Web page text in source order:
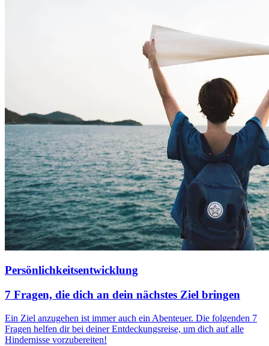
Persönlichkeitsentwicklung
7 Fragen, die dich an dein nächstes Ziel bringen
Ein Ziel anzugehen ist immer auch ein Abenteuer. Die folgenden 7
Fragen helfen dir bei deiner Entdeckungsreise, um dich auf alle
Hindernisse vorzubereiten!